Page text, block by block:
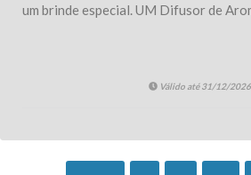
um brinde especial. UM Difusor de
Válido até 31/12/2026